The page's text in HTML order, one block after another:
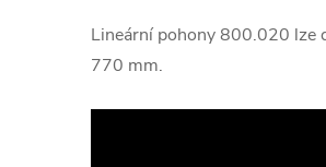
Lineární pohony 800.020 lze
770 mm.